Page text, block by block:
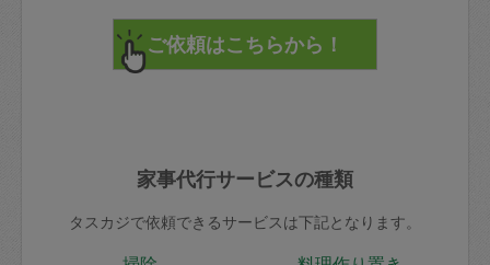
家事代行サービスの種類
タスカジで依頼できるサービスは下記となります。